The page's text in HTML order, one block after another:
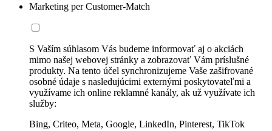
Marketing per Customer-Match
S Vaším súhlasom Vás budeme informovať aj o akciách
mimo našej webovej stránky a zobrazovať Vám príslušné
produkty. Na tento účel synchronizujeme Vaše zašifrované
osobné údaje s nasledujúcimi externými poskytovateľmi a
využívame ich online reklamné kanály, ak už využívate ich
služby:
Bing, Criteo, Meta, Google, LinkedIn, Pinterest, TikTok